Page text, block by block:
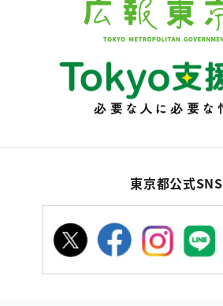
東京都公式SNS